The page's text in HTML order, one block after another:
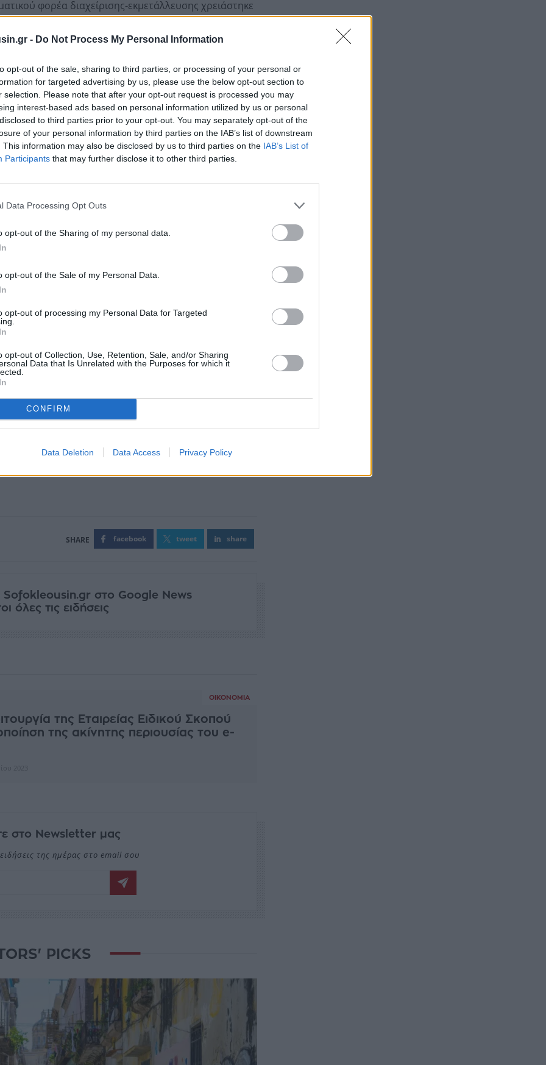
- Do Not Process My Personal Information
opt-out of the sale, sharing to third parties, or processing of your personal or
for targeted advertising by us, please use the below opt-out section to
selection. Please note that after your opt-out request is processed you may
interest-based ads based on personal information utilized by us or personal
to third parties prior to your opt-out. You may separately opt-out of the
of your personal information by third parties on the IAB’s list of downstream
This information may also be disclosed by us to third parties on the IAB’s List of
Participants that may further disclose it to other third parties.
Data Processing Opt Outs
opt-out of the Sharing of my personal data.
opt-out of the Sale of my Personal Data.
opt-out of processing my Personal Data for Targeted
opt-out of Collection, Use, Retention, Sale, and/or Sharing
Data that Is Unrelated with the Purposes for which it
CONFIRM
Data Deletion Data Access Privacy Policy
φορέα διαχείρισης-εκμετάλλευσης χρειάστηκε
πολλά εμπόδια, ακόμη και νομικής φύσεως. Ο
πέρασαν άλλα δύο χρόνια ώσπου να συσταθεί η
και καταγεγραμμένη περιουσία.
Αξιοποίησης Ακίνητης Περιουσίας ΕΦΚΑ ΑΕ») θα
Γενικού Διευθυντή και Διευθυντή
τον νέο επιχειρηματικό φορέα και να
Θα ακολουθήσουν 30 προσλήψεις εξειδικευμένων
facebook tweet share
Sofokleousin.gr στο Google News
όλες τις ειδήσεις
ΟΙΚΟΝΟΜΊΑ
της Εταιρείας Ειδικού Σκοπού
της ακίνητης περιουσίας του e-
στο Newsletter μας
της ημέρας στο email σου
PICKS